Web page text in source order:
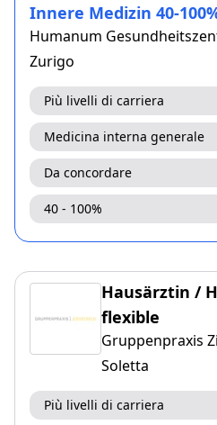
Innere Medizin 40-
Humanum
Zurigo
Più livelli di carriera
Medicina interna generale
Da concordare
40 - 100%
Hausärztin /
flexible
Gruppenpraxis
Soletta
Più livelli di carriera